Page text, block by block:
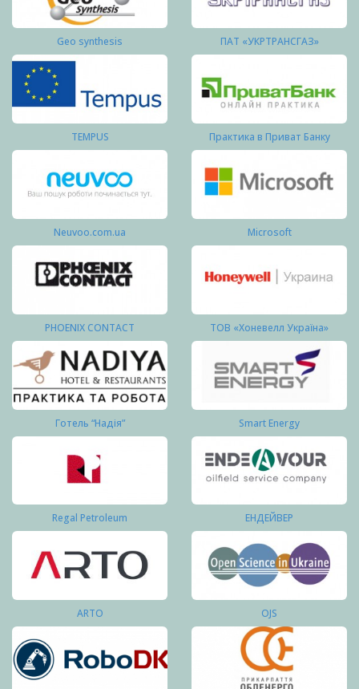
Geo synthesis ПАТ «УКРТРАНСГАЗ»
TEMPUS Практика в Приват Банку
Neuvoo.com.ua Microsoft
PHOENIX CONTACT ТОВ «Хоневелл Україна»
Готель “Надія” Smart Energy
Regal Petroleum ЕНДЕЙВЕР
ARTO OJS